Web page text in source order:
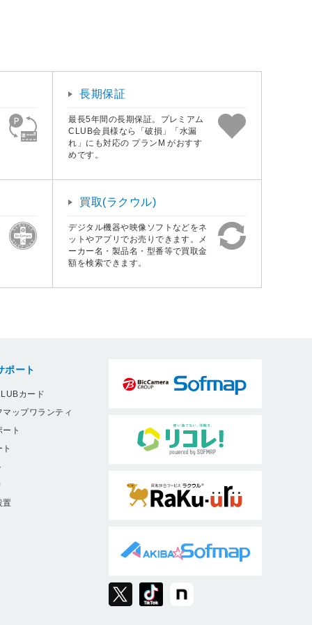
長期保証
最長5年間の長期保証。プレミアム
CLUB会員様なら「破損」「水漏
れ」にも対応の プランM がおすす
めです。
買取(ラクウル)
デジタル機器や映像ソフトなどをネ
ットやアプリでお売りできます。メ
ーカー名・製品名・型番等で買取金
額を検索できます。
ポート
カード
ップワランティ
ト
置